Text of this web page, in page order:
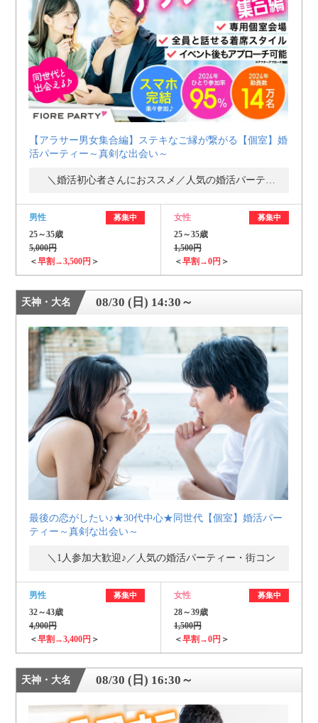
【アラサー男女集合編】ステキなご縁が繋がる【個室】婚
活パーティー～真剣な出会い～
＼婚活初心者さんにおススメ／人気の婚活パーティー・街コン
男性 募集中
25～35歳
5,000円
＜早割→3,500円 ＞
女性 募集中
25～35歳
1,500円
＜早割→0円 ＞
天神・大名 08/30 (日) 14:30～
最後の恋がしたい♪★30代中心★同世代【個室】婚活パー
ティー～真剣な出会い～
＼1人参加大歓迎♪／人気の婚活パーティー・街コン
男性 募集中
32～43歳
4,900円
＜早割→3,400円 ＞
女性 募集中
28～39歳
1,500円
＜早割→0円 ＞
天神・大名 08/30 (日) 16:30～